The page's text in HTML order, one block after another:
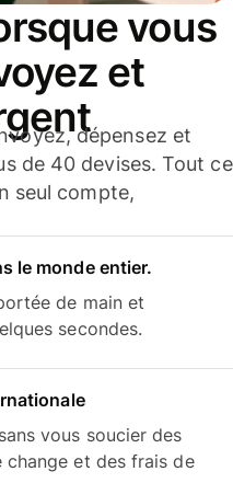
vous
et
dépensez et
de 40 devises. Tout ce
seul compte,
le monde entier.
de main et
secondes.
vous soucier des
et des frais de